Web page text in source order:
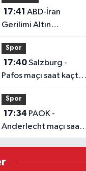
17:41 ABD-İran
Gerilimi Altın
Fiyatlarında Belirleyici
Olmayı Sürdürüyor
Spor
17:40Salzburg -
Pafos maçı saat kaçta,
hangi kanalda?
Spor
17:34
Anderlecht maçı saat
kaçta, hangi kanalda?